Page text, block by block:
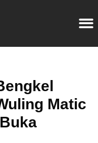
Matic